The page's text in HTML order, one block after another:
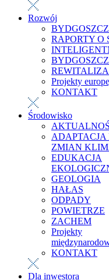
Rozwój
RAPORTY O
Projekty
KONTAKT
Środowisko
ADAPTACJA
ZMIAN
EDUKACJA
GEOLOGIA
HAŁAS
ODPADY
POWIETRZE
ZACHEM
Projekty
KONTAKT
Dla inwestora